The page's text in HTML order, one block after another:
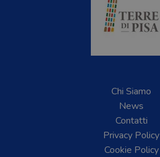
Chi Siamo
News
Contatti
Privacy Policy
Cookie Policy